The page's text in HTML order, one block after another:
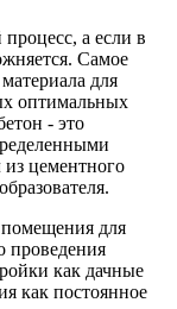
а если в
Самое
для
оптимальных
- это
цементного
для
проведения
как дачные
как постоянное